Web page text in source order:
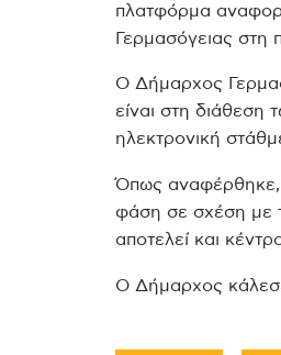
πλατφόρμα
Γερμασόγειας στη
Ο Δήμαρχος
είναι στη διάθεση
ηλεκτρονική
Όπως αναφέρθηκε,
φάση σε σχέση με
αποτελεί και
Ο Δήμαρχος